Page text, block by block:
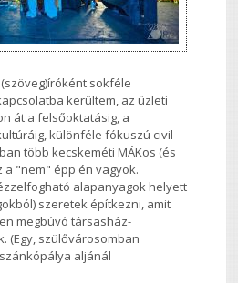
sokféle
kerültem, az üzleti
át a felsőoktatásig, a
különféle fókuszú civil
több kecskeméti MÁKos (és
a "nem" épp én vagyok.
alapanyagok helyett
szeretek építkezni, amit
megbúvó társasház-
(Egy, szülővárosomban
aljánál